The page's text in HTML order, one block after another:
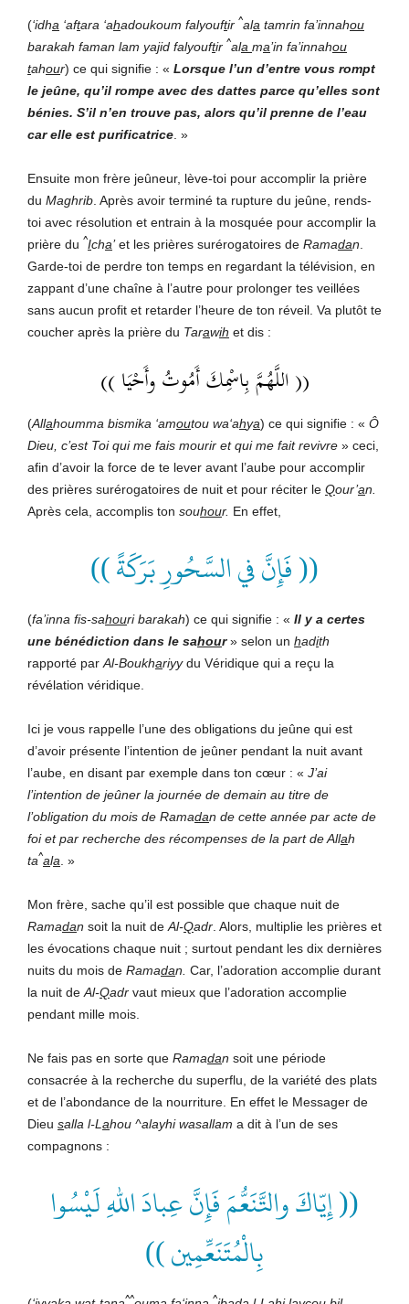
(‘idha ‘aftara ‘ahadoukoum falyouftir ^ala tamrin fa’innahou
barakah faman lam yajid falyouftir ^ala ma’in fa’innahou
tahour) ce qui signifie : « Lorsque l’un d’entre vous rompt
le jeûne, qu’il rompe avec des dattes parce qu’elles sont
bénies. S’il n’en trouve pas, alors qu’il prenne de l’eau
car elle est purificatrice . »
Ensuite mon frère jeûneur, lève-toi pour accomplir la prière
du Maghrib . Après avoir terminé ta rupture du jeûne, rends-
toi avec résolution et entrain à la mosquée pour accomplir la
prière du ^Icha’et les prières surérogatoires de Ramadan
Garde-toi de perdre ton temps en regardant la télévision, en
zappant d’une chaîne à l’autre pour prolonger tes veillées
sans aucun profit et retarder l’heure de ton réveil. Va plutôt te
coucher après la prière du Tarawih et dis :
(( اللَّهُمَّ بِاسْمِكَ أَمُوتُ وأَحْيَا ))
(Allahoumma bismika ‘amoutou wa‘ahya) ce qui signifie : « Ô
Dieu, c’est Toi qui me fais mourir et qui me fait revivre » ceci,
afin d’avoir la force de te lever avant l’aube pour accomplir
des prières surérogatoires de nuit et pour réciter le Qour’an.
Après cela, accomplis ton souhour. En effet,
(( فَإِنَّ في السَّحُورِ بَرَكَةً ))
(fa’inna fis-sahouri barakah) ce qui signifie : « Il y a certes
une bénédiction dans le sahour» selon un hadith
rapporté par Al-Boukhariyydu Véridique qui a reçu la
révélation véridique.
Ici je vous rappelle l’une des obligations du jeûne qui est
d’avoir présente l’intention de jeûner pendant la nuit avant
l’aube, en disant par exemple dans ton cœur : « J’ai
l’intention de jeûner la journée de demain au titre de
l’obligation du mois de Ramadan de cette année par acte de
foi et par recherche des récompenses de la part de Allah
ta^ala . »
Mon frère, sache qu’il est possible que chaque nuit de
Ramadan soit la nuit de Al-Qadr . Alors, multiplie les prières et
les évocations chaque nuit ; surtout pendant les dix dernières
nuits du mois de Ramadan. Car, l’adoration accomplie durant
la nuit de Al-Qadr vaut mieux que l’adoration accomplie
pendant mille mois.
Ne fais pas en sorte que Ramadan soit une période
consacrée à la recherche du superflu, de la variété des plats
et de l’abondance de la nourriture. En effet le Messager de
Dieu salla l-L ahou ^alayhi wasallam a dit à l’un de ses
compagnons :
(( إِيّاكَ والتَّنَعُّمَ فَإِنَّ عِبادَ اللهِ لَيْسُوا
بِالْمُتَنَعِّمِين ))
^^ ^